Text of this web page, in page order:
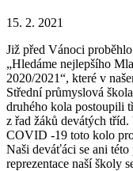
15. 2. 2021
Již před Vánoci
„Hledáme nejlepšího
2020/2021“, které v
Střední průmyslová
druhého kola postoupili
z řad žáků devátých
COVID -19 toto kolo
Naši deváťáci se ani
reprezentace naší školy